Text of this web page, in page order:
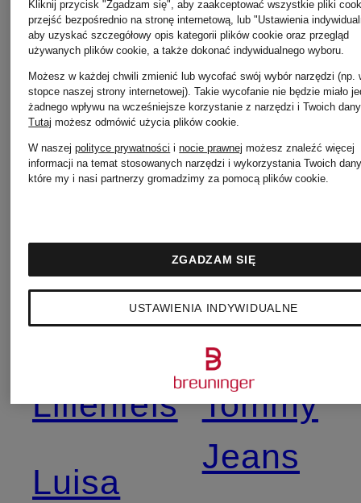
jetSet
Jil
Sander
Juvia
Lacoste
Lilienfels
Luisa
Reiss
Rich
Royal
Oliver
Red
Tommy
Jeans
Kliknij przycisk "Zgadzam się", aby zaakceptować wszystkie pliki
przejść bezpośrednio na stronę internetową, lub "Ustawienia
aby uzyskać szczegółowy opis kategorii plików cookie oraz przegląd
używanych plików cookie, a także dokonać indywidualnego wyboru.
Możesz w każdej chwili zmienić lub wycofać swój wybór narzędzi (np.
stopce naszej strony internetowej). Takie wycofanie nie będzie miało
żadnego wpływu na wcześniejsze korzystanie z narzędzi i Twoich
Tutaj możesz odmówić użycia plików cookie
W naszejpolityce prywatności inocie prawnej możesz znaleźć więcej
informacji na temat stosowanych narzędzi i wykorzystania Twoich
które my i nasi partnerzy gromadzimy za pomocą plików cookie.
USTAWIENIA INDYWIDUALNE
ZGADZAM SIĘ